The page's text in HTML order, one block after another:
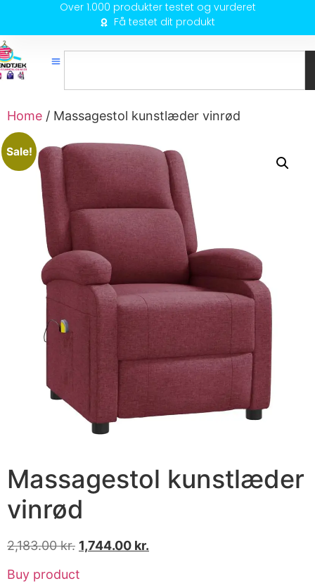
Over 1.000 produkter testet og vurderet
Få testet dit produkt
Home / Massagestol kunstlæder vinrød
Sale!
Massagestol kunstlæder
vinrød
2,183.00kr. 1,744.00 kr.
Buy product